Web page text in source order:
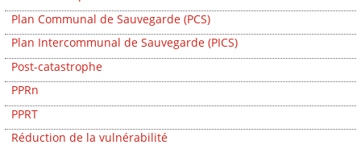
Plan Communal de Sauvegarde (PCS)
Plan Intercommunal de Sauvegarde (PICS)
Post-catastrophe
PPRn
PPRT
Réduction de la vulnérabilité